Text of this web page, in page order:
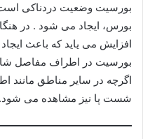
بورسیت وضعیت دردناکی است
بورس، ایجاد می شود . در
افزایش می یاید که باعث
بورسیت در اطراف مفاصل
اگرچه در سایر مناطق مانند
شست پا نیز مشاهده می شود.